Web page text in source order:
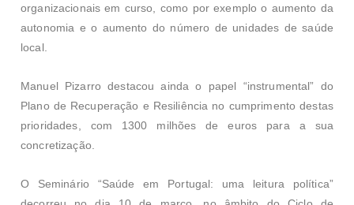
organizacionais em curso, como por exemplo o aumento da
autonomia e o aumento do número de unidades de saúde
local.
Manuel Pizarro destacou ainda o papel “instrumental” do
Plano de Recuperação e Resiliência no cumprimento destas
prioridades, com 1300 milhões de euros para a sua
concretização.
O Seminário “Saúde em Portugal: uma leitura política”